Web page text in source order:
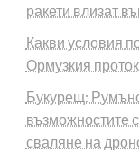
ракети влизат
Какви условия
Ормузкия проток
Букурещ:
възможностите
сваляне на